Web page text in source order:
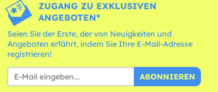
ZUGANG ZU EXKLUSIVEN
ANGEBOTEN*
Seien Sie der Erste, der von Neuigkeiten und
Angeboten erfährt, indem Sie Ihre E-Mail-Adresse
registrieren!
ABONNIEREN